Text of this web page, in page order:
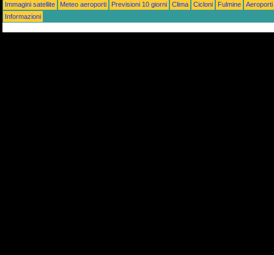
Immagini satellite
Meteo aeroporti Previsioni 10 giorni Clima Cicloni Fulmine
Aeroporti
Informazioni